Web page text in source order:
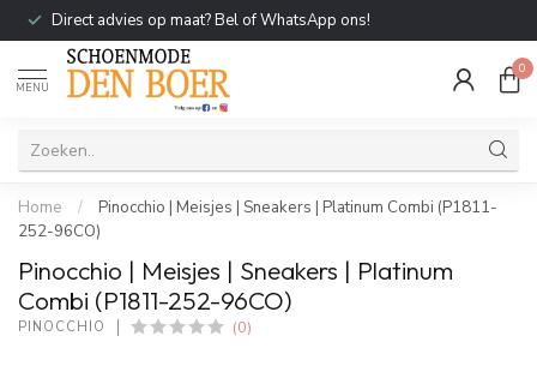
Direct advies op maat? Bel of WhatsApp ons!
MENU
0
Home /
Pinocchio | Meisjes | Sneakers | Platinum Combi (P1811-
252-96CO)
Pinocchio | Meisjes | Sneakers | Platinum
Combi (P1811-252-96CO)
PINOCCHIO (0)